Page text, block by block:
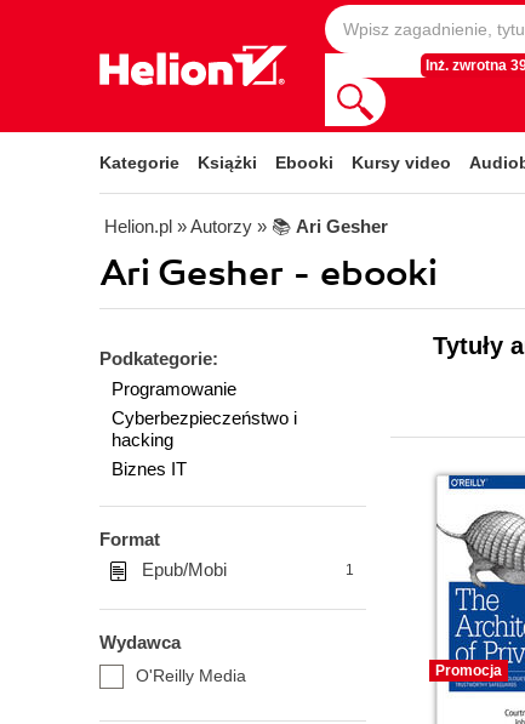
Inż. zwrotna
Kategorie Książki Ebooki Kursy video
Helion.pl » Autorzy » 📚 Ari Gesher
Ari Gesher - ebooki
Podkategorie:
Programowanie
Cyberbezpieczeństwo i
hacking
Biznes IT
Format
Epub/Mobi
1
Wydawca
O'Reilly Media
Tytuły
Promocja